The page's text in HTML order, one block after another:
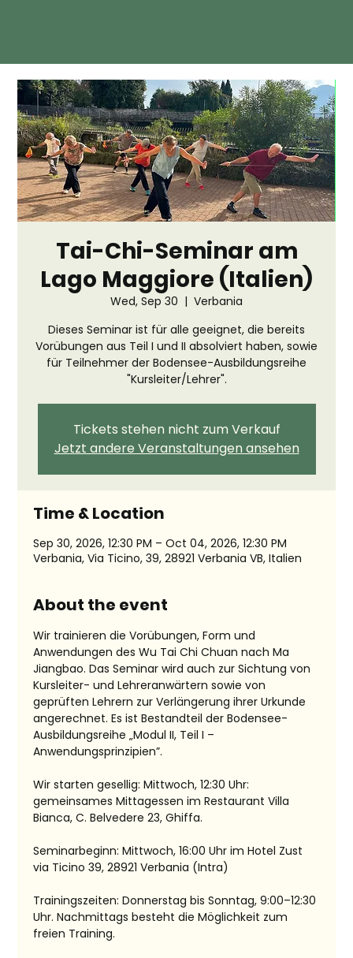
Tai-Chi-Seminar am
Lago Maggiore (Italien)
Wed, Sep 30
  |
Verbania
Dieses Seminar ist für alle geeignet, die bereits
Vorübungen aus Teil I und II absolviert haben, sowie
für Teilnehmer der Bodensee-Ausbildungsreihe
"Kursleiter/Lehrer".
Tickets stehen nicht zum Verkauf
Jetzt andere Veranstaltungen ansehen
Time & Location
Sep 30, 2026, 12:30 PM – Oct 04, 2026, 12:30 PM
Verbania, Via Ticino, 39, 28921 Verbania VB, Italien
About the event
Wir trainieren die Vorübungen, Form und
Anwendungen des Wu Tai Chi Chuan nach Ma
Jiangbao. Das Seminar wird auch zur Sichtung von
Kursleiter- und Lehreranwärtern sowie von
geprüften Lehrern zur Verlängerung ihrer Urkunde
angerechnet. Es ist Bestandteil der Bodensee-
Ausbildungsreihe „Modul II, Teil I –
Anwendungsprinzipien”.
Wir starten gesellig: Mittwoch, 12:30 Uhr:
gemeinsames Mittagessen im Restaurant Villa
Bianca, C. Belvedere 23, Ghiffa.
Seminarbeginn: Mittwoch, 16:00 Uhr im Hotel Zust
via Ticino 39, 28921 Verbania (Intra)
Trainingszeiten: Donnerstag bis Sonntag, 9:00–12:30
Uhr. Nachmittags besteht die Möglichkeit zum
freien Training.